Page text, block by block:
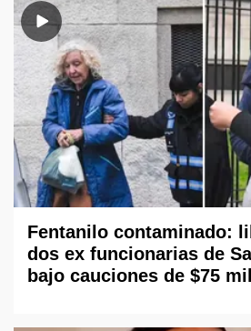
Fentanilo contaminado:
dos ex funcionarias de
bajo cauciones de $75